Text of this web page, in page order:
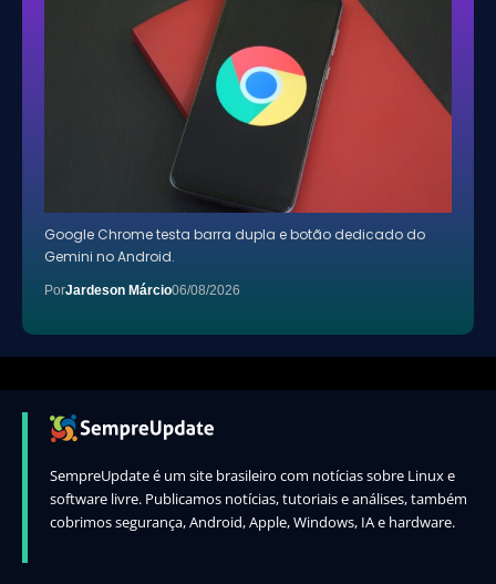
Google Chrome testa barra dupla e botão dedicado do
Gemini no Android.
PorJardeson Márcio06/08/2026
SempreUpdate é um site brasileiro com notícias sobre Linux e
software livre. Publicamos notícias, tutoriais e análises, também
cobrimos segurança, Android, Apple, Windows, IA e hardware.